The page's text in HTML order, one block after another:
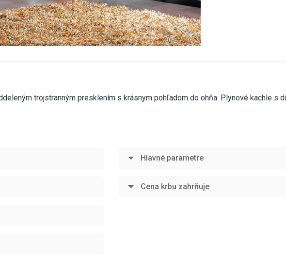
trojstranným presklením s krásnym pohľadom do ohňa. Plynové kachle s
Hlavné parametre
Cena krbu zahrňuje